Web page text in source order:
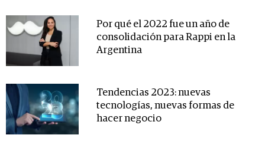
Por qué el 2022 fue un año de
consolidación para Rappi en la
Argentina
Tendencias 2023: nuevas
tecnologías, nuevas formas de
hacer negocio